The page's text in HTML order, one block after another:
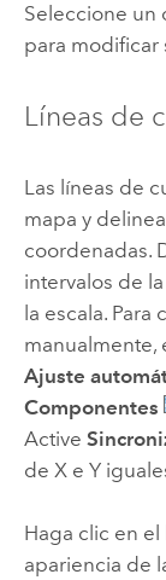
Seleccione un
para modificar
Líneas de
Las líneas de
mapa y
coordenadas.
intervalos de
la escala. Para
manualmente,
Ajuste
Componentes
Active
de X e Y
Haga clic en
apariencia de